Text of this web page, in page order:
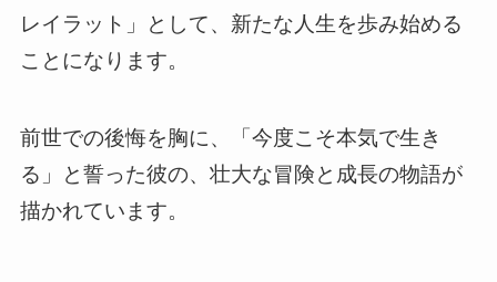
レイラット」として、新たな人生を歩み始める
ことになります。
前世での後悔を胸に、「今度こそ本気で生き
る」と誓った彼の、壮大な冒険と成長の物語が
描かれています。